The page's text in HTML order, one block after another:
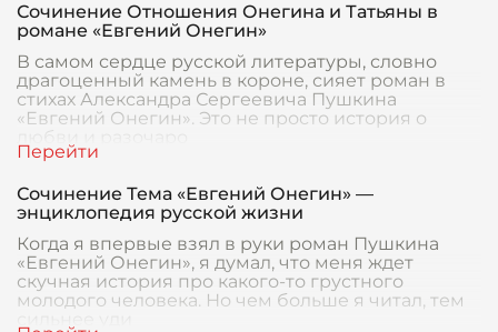
Сочинение Отношения Онегина и Татьяны в
романе «Евгений Онегин»
В самом сердце русской литературы, словно
драгоценный камень в короне, сияет роман в
стихах Александра Сергеевича Пушкина
«Евгений Онегин». Это не просто история о
любви и разочаро
Сочинение Тема «Евгений Онегин» —
энциклопедия русской жизни
Когда я впервые взял в руки роман Пушкина
«Евгений Онегин», я думал, что меня ждет
скучная история про какого-то грустного
молодого человека. Но чем больше я читал, тем